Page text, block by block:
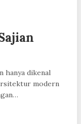
hanya dikenal
modern